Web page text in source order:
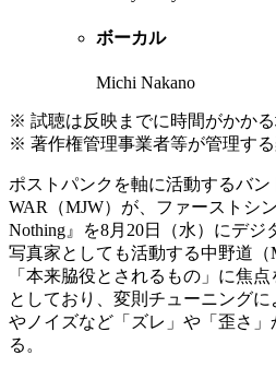
ボーカル
Michi Nakano
※ 試聴は反映までに時間がかかる
※ 著作権管理事業者等が管理する
ポストパンクを軸に活動するバ
WAR（MJW）が、ファーストシ
Nothing』を8月20日（水）にデジ
写真家としても活動する中野道（
「本来脇役とされるもの」に焦
としており、変則チューニング
やノイズなど「ズレ」や「歪さ」
る。